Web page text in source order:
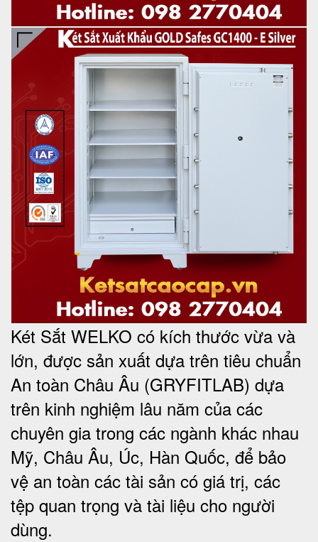
Két Sắt WELKO có kích thước vừa và
lớn, được sản xuất dựa trên tiêu chuẩn
An toàn Châu Âu (GRYFITLAB) dựa
trên kinh nghiệm lâu năm của các
chuyên gia trong các ngành khác nhau
Mỹ, Châu Âu, Úc, Hàn Quốc, để bảo
vệ an toàn các tài sản có giá trị, các
tệp quan trọng và tài liệu cho người
dùng.